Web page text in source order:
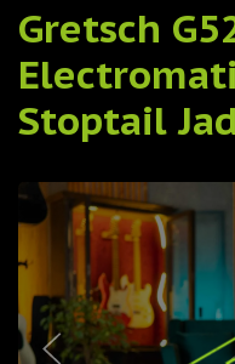
Gretsch
Stoptail